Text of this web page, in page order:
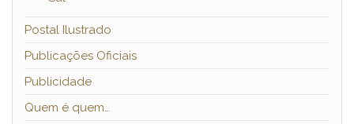
Postal Ilustrado
Publicações Oficiais
Publicidade
Quem é quem…